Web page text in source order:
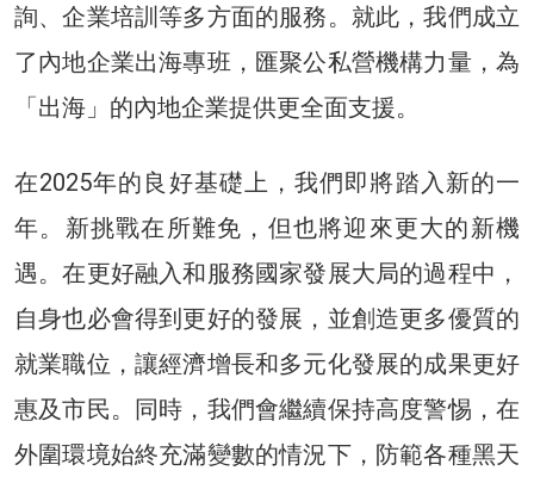
詢、企業培訓等多方面的服務。就此，我們成立
了內地企業出海專班，匯聚公私營機構力量，為
「出海」的內地企業提供更全面支援。
在2025年的良好基礎上，我們即將踏入新的一
年。新挑戰在所難免，但也將迎來更大的新機
遇。在更好融入和服務國家發展大局的過程中，
自身也必會得到更好的發展，並創造更多優質的
就業職位，讓經濟增長和多元化發展的成果更好
惠及市民。同時，我們會繼續保持高度警惕，在
外圍環境始終充滿變數的情況下，防範各種黑天